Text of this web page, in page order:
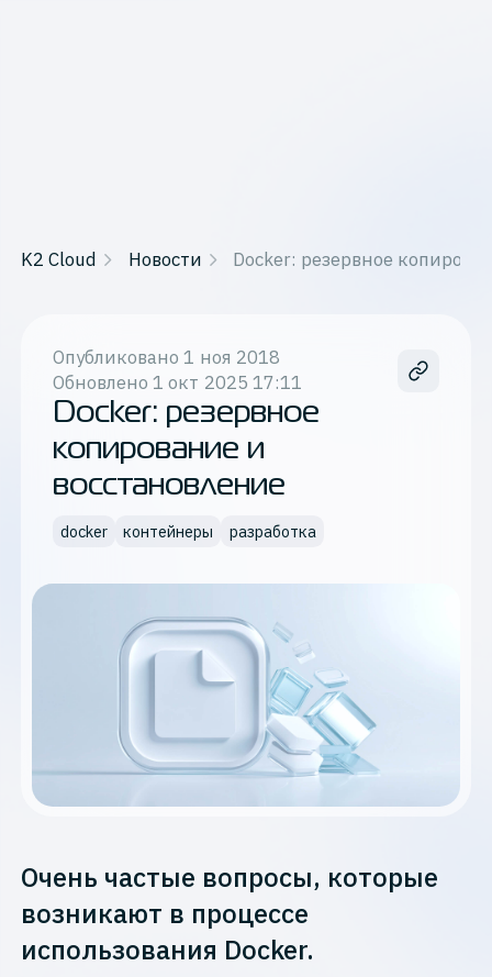
K2 Cloud Новости Docker: резервное
Опубликовано 1 ноя 2018
Обновлено 1 окт 2025 17:11
Docker: резервное
копирование и
восстановление
docker контейнеры разработка
Очень частые вопросы, которые
возникают в процессе
использования Docker.